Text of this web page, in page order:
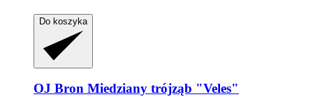
Do koszyka
OJ Bron Miedziany trójząb "Veles"